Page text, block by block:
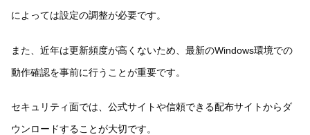
によっては設定の調整が必要です。
また、近年は更新頻度が高くないため、最新のWindows環境での
動作確認を事前に行うことが重要です。
セキュリティ面では、公式サイトや信頼できる配布サイトからダ
ウンロードすることが大切です。